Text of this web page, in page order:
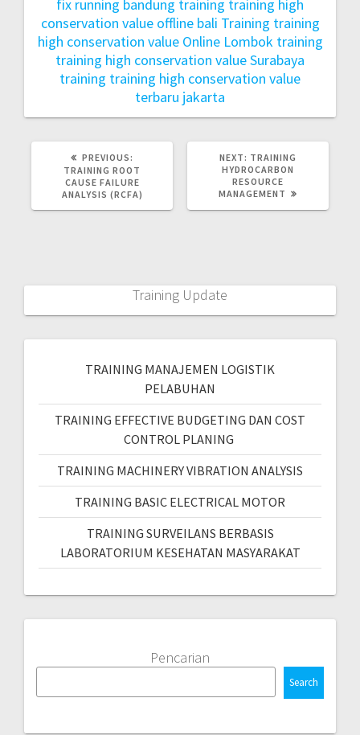
fix running bandung training training high
conservation value offline bali Training training
high conservation value Online Lombok training
training high conservation value Surabaya
training training high conservation value
terbaru jakarta
PREVIOUS:
TRAINING ROOT
CAUSE FAILURE
ANALYSIS (RCFA)
NEXT: TRAINING
HYDROCARBON
RESOURCE
MANAGEMENT
Training Update
TRAINING MANAJEMEN LOGISTIK
PELABUHAN
TRAINING EFFECTIVE BUDGETING DAN COST
CONTROL PLANING
TRAINING MACHINERY VIBRATION ANALYSIS
TRAINING BASIC ELECTRICAL MOTOR
TRAINING SURVEILANS BERBASIS
LABORATORIUM KESEHATAN MASYARAKAT
Pencarian
Search